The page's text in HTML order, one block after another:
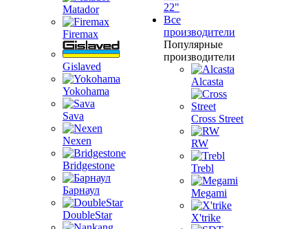
Matador
Firemax
Gislaved
Yokohama
Sava
Nexen
Bridgestone
Барнаул
DoubleStar
22"
Все
производители
Популярные
производители
Alcasta
Cross Street
RW
Trebl
Megami
X'trike